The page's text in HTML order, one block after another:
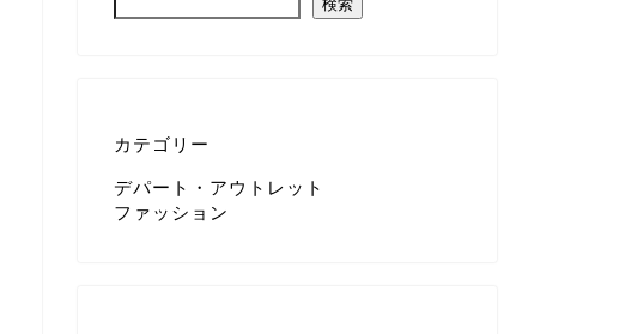
検索
カテゴリー
デパート・アウトレット
ファッション